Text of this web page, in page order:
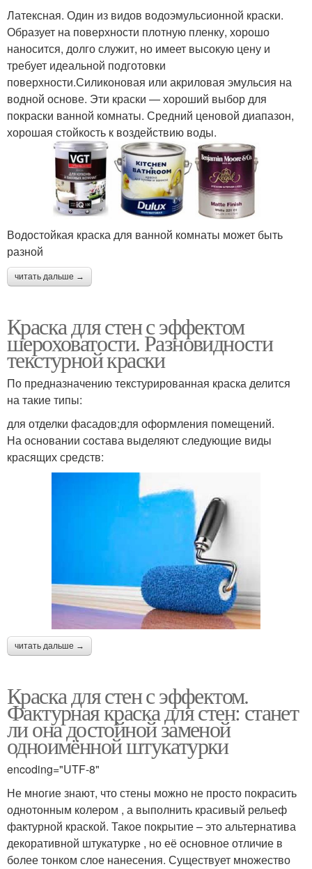
Латексная. Один из видов водоэмульсионной краски.
Образует на поверхности плотную пленку, хорошо
наносится, долго служит, но имеет высокую цену и
требует идеальной подготовки
поверхности.Силиконовая или акриловая эмульсия на
водной основе. Эти краски — хороший выбор для
покраски ванной комнаты. Средний ценовой диапазон,
хорошая стойкость к воздействию воды.
Водостойкая краска для ванной комнаты может быть
разной
читать дальше →
Краска для стен с эффектом
шероховатости. Разновидности
текстурной краски
По предназначению текстурированная краска делится
на такие типы:
для отделки фасадов;для оформления помещений.
На основании состава выделяют следующие виды
красящих средств:
читать дальше →
Краска для стен с эффектом.
Фактурная краска для стен: станет
ли она достойной заменой
одноимённой штукатурки
encoding="UTF-8"
Не многие знают, что стены можно не просто покрасить
однотонным колером , а выполнить красивый рельеф
фактурной краской. Такое покрытие – это альтернатива
декоративной штукатурке , но её основное отличие в
более тонком слое нанесения. Существует множество